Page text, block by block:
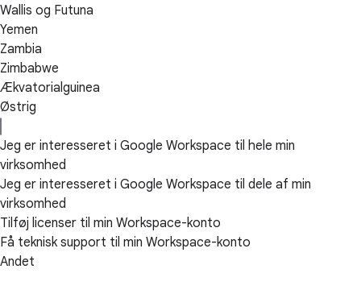
Wallis og Futuna
Yemen
Zambia
Zimbabwe
Ækvatorialguinea
Østrig
Jeg er interesseret i Google Workspace til hele min
virksomhed
Jeg er interesseret i Google Workspace til dele af min
virksomhed
Tilføj licenser til min Workspace-konto
Få teknisk support til min Workspace-konto
Andet